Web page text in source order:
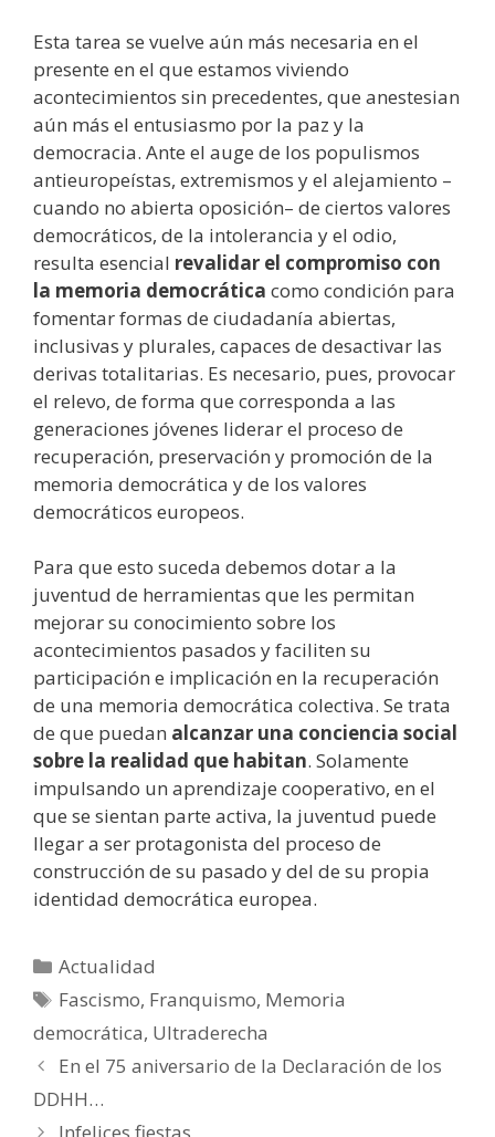
Esta tarea se vuelve aún más necesaria en el
presente en el que estamos viviendo
acontecimientos sin precedentes, que anestesian
aún más el entusiasmo por la paz y la
democracia. Ante el auge de los populismos
antieuropeístas, extremismos y el alejamiento –
cuando no abierta oposición– de ciertos valores
democráticos, de la intolerancia y el odio,
resulta esencial revalidar el compromiso con
la memoria democrática como condición para
fomentar formas de ciudadanía abiertas,
inclusivas y plurales, capaces de desactivar las
derivas totalitarias. Es necesario, pues, provocar
el relevo, de forma que corresponda a las
generaciones jóvenes liderar el proceso de
recuperación, preservación y promoción de la
memoria democrática y de los valores
democráticos europeos.
Para que esto suceda debemos dotar a la
juventud de herramientas que les permitan
mejorar su conocimiento sobre los
acontecimientos pasados y faciliten su
participación e implicación en la recuperación
de una memoria democrática colectiva. Se trata
de que puedan alcanzar una conciencia social
sobre la realidad que habitan. Solamente
impulsando un aprendizaje cooperativo, en el
que se sientan parte activa, la juventud puede
llegar a ser protagonista del proceso de
construcción de su pasado y del de su propia
identidad democrática europea.
Categorías
Actualidad
Etiquetas
Fascismo, Franquismo, Memoria
democrática, Ultraderecha
En el 75 aniversario de la Declaración de los
DDHH…